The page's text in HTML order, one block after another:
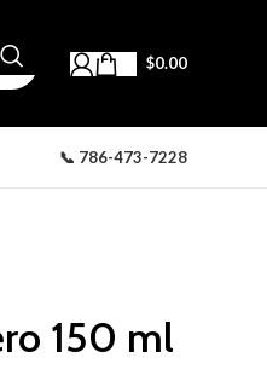
$0.00
📞 786-473-7228
150 ml